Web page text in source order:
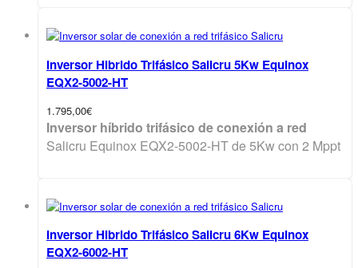
Inversor Hibrido Trifásico Salicru 5Kw Equinox
EQX2-5002-HT
1.795,00€
Inversor híbrido trifásico de conexión a red
Salicru Equinox EQX2-5002-HT de 5Kw con 2 Mppt
Inversor Hibrido Trifásico Salicru 6Kw Equinox
EQX2-6002-HT